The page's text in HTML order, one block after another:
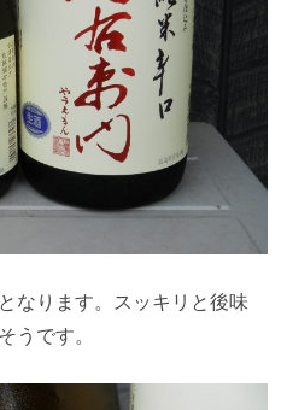
なります。スッキリと後味
うです。